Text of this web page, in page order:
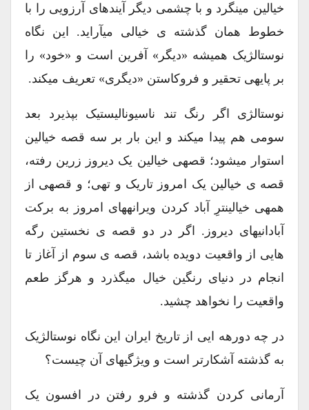
خیالین مینگرد و با چشمی دیگر آیندهای آرزویی را با
خطوط همان گذشته ی خیالی میآراید. این نگاه
نوستالژیک همیشه «دیگر» آفرین است و «خود» را
بر پایهی تحقیر و فروکاستن «دیگری» تعریف میکند.
نوستالژی اگر رنگ تند ناسیونالیستیک بپذیرد بعد
سومی هم پیدا میکند و این بار بر سه قصه خیالین
استوار میشود؛ قصهی خیالین یک دیروز زرین رفته،
قصه ی خیالین یک امروز تاریک و تهی؛ و قصهی از
همهی خیالینترِ آباد کردن ویرانههای امروز به برکت
آبادانیهای دیروز. اگر در دو قصه ی نخستین رگه
هایی از واقعیت دویده باشد، قصه ی سوم از آغاز تا
انجام در دنیای رنگین خیال میگذرد و هرگز طعم
واقعیت را نخواهد چشید.
در چه دورهه ایی از تاریخ ایران این نگاه نوستالژیک
به گذشته آشکارتر است و ویژگیهای آن چیست؟
آرمانی کردن گذشته و فرو رفتن در افسون یک